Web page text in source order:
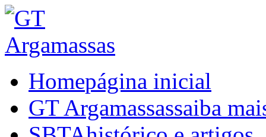
Homepágina inicial
GT Argamassassaiba